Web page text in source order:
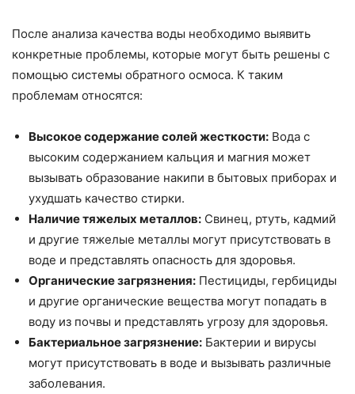
После анализа качества воды необходимо выявить
конкретные проблемы, которые могут быть решены с
помощью системы обратного осмоса. К таким
проблемам относятся:
Высокое содержание солей жесткости: Вода с
высоким содержанием кальция и магния может
вызывать образование накипи в бытовых приборах и
ухудшать качество стирки.
Наличие тяжелых металлов: Свинец, ртуть, кадмий
и другие тяжелые металлы могут присутствовать в
воде и представлять опасность для здоровья.
Органические загрязнения: Пестициды, гербициды
и другие органические вещества могут попадать в
воду из почвы и представлять угрозу для здоровья.
Бактериальное загрязнение: Бактерии и вирусы
могут присутствовать в воде и вызывать различные
заболевания.